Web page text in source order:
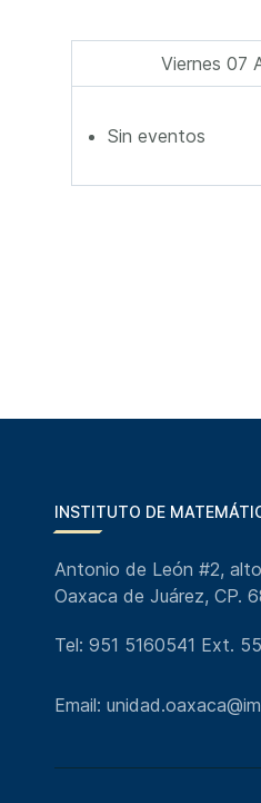
Viernes 07
Sin eventos
INSTITUTO DE
Antonio de León #2,
Oaxaca de Juárez, CP.
Tel: 951 5160541 Ext.
Email: